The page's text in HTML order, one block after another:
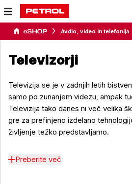
Avdio, video in telefonija
Televizorji
Televizija se je v zadnjih letih
samo po zunanjem videzu, ampak
Televizija tako danes ni več velika
gre za prefinjeno izdelano
življenje težko predstavljamo.
Preberite več